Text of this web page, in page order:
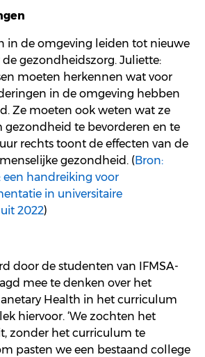
in de omgeving leiden tot nieuwe
de gezondheidszorg. Juliette:
moeten herkennen wat voor
in de omgeving hebben
Ze moeten ook weten wat ze
gezondheid te bevorderen en te
rechts toont de effecten van de
gezondheid. (Bron:
handreiking voor
in universitaire
2022)
door de studenten van IFMSA-
mee te denken over het
Health in het curriculum
hiervoor. ‘We zochten het
zonder het curriculum te
pasten we een bestaand college